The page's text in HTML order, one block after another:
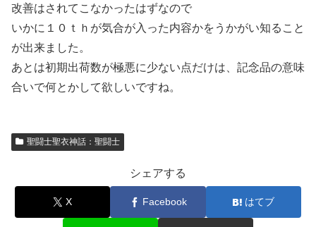
改善はされてこなかったはずなので
いかに１０ｔｈが気合が入った内容かをうかがい知ること
が出来ました。
あとは初期出荷数が極悪に少ない点だけは、記念品の意味
合いで何とかして欲しいですね。
聖闘士聖衣神話：聖闘士
シェアする
X Facebook はてブ